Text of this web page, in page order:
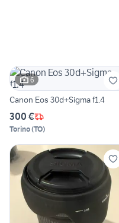
6
Canon Eos 30d+Sigma f1.4
300 €
Torino(TO)